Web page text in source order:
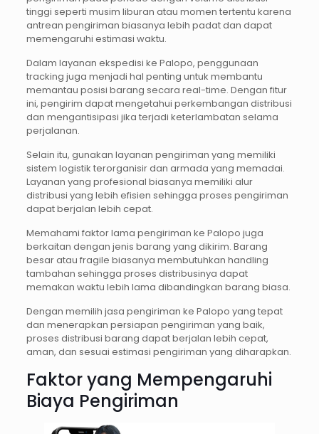
tinggi seperti musim liburan atau momen tertentu karena
antrean pengiriman biasanya lebih padat dan dapat
memengaruhi estimasi waktu.
Dalam layanan ekspedisi ke Palopo, penggunaan
tracking juga menjadi hal penting untuk membantu
memantau posisi barang secara real-time. Dengan fitur
ini, pengirim dapat mengetahui perkembangan distribusi
dan mengantisipasi jika terjadi keterlambatan selama
perjalanan.
Selain itu, gunakan layanan pengiriman yang memiliki
sistem logistik terorganisir dan armada yang memadai.
Layanan yang profesional biasanya memiliki alur
distribusi yang lebih efisien sehingga proses pengiriman
dapat berjalan lebih cepat.
Memahami faktor lama pengiriman ke Palopo juga
berkaitan dengan jenis barang yang dikirim. Barang
besar atau fragile biasanya membutuhkan handling
tambahan sehingga proses distribusinya dapat
memakan waktu lebih lama dibandingkan barang biasa.
Dengan memilih jasa pengiriman ke Palopo yang tepat
dan menerapkan persiapan pengiriman yang baik,
proses distribusi barang dapat berjalan lebih cepat,
aman, dan sesuai estimasi pengiriman yang diharapkan.
Faktor yang Mempengaruhi
Biaya Pengiriman